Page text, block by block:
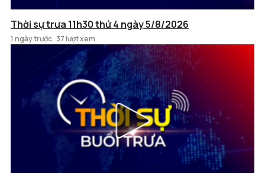
Thời sự trưa 11h30 thứ 4 ngày 5/8/2026
1 ngày trước 37 lượt xem